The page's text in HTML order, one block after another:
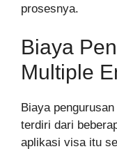
prosesnya.
Biaya
Multiple
Biaya
terdiri dari
aplikasi visa itu